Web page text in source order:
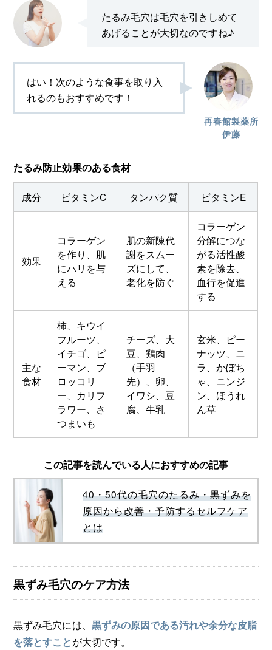
たるみ毛穴は毛穴を引きしめて
あげることが大切なのですね♪
再春館製薬所
伊藤
はい！次のような食事を取り入
れるのもおすすめです！
たるみ防止効果のある食材
成分 ビタミンC タンパク質 ビタミンE
効果
コラーゲン
を作り、肌
にハリを与
える
肌の新陳代
謝をスムー
ズにして、
老化を防ぐ
コラーゲン
分解につな
がる活性酸
素を除去、
血行を促進
する
主な
食材
柿、キウイ
フルーツ、
イチゴ、ピ
ーマン、ブ
ロッコリ
ー、カリフ
ラワー、さ
つまいも
チーズ、大
豆、鶏肉
（手羽
先）、卵、
イワシ、豆
腐、牛乳
玄米、ピー
ナッツ、ニ
ラ、かぼち
ゃ、ニンジ
ン、ほうれ
ん草
この記事を読んでいる人におすすめの記事
40・50代の毛穴のたるみ・黒ずみを
原因から改善・予防するセルフケア
とは
黒ずみ毛穴のケア方法
黒ずみ毛穴には、 黒ずみの原因である汚れや余分な皮脂
を落とすことが大切です。